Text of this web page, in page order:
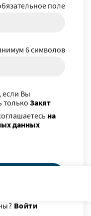
поле
6 символов
если Вы
толькоЗакят
на
данных
Войти